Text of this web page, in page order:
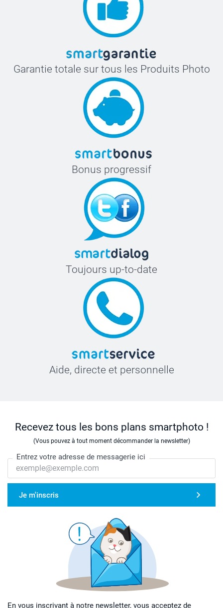
Garantie totale sur tous les Produits Photo
Bonus progressif
Toujours up-to-date
Aide, directe et personnelle
Recevez tous les bons plans smartphoto !
(Vous pouvez à tout moment décommander la newsletter)
Entrez votre adresse de messagerie ici
Je m'inscris
En vous inscrivant à notre newsletter, vous acceptez de